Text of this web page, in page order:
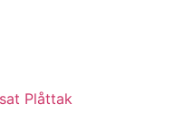
Plåttak